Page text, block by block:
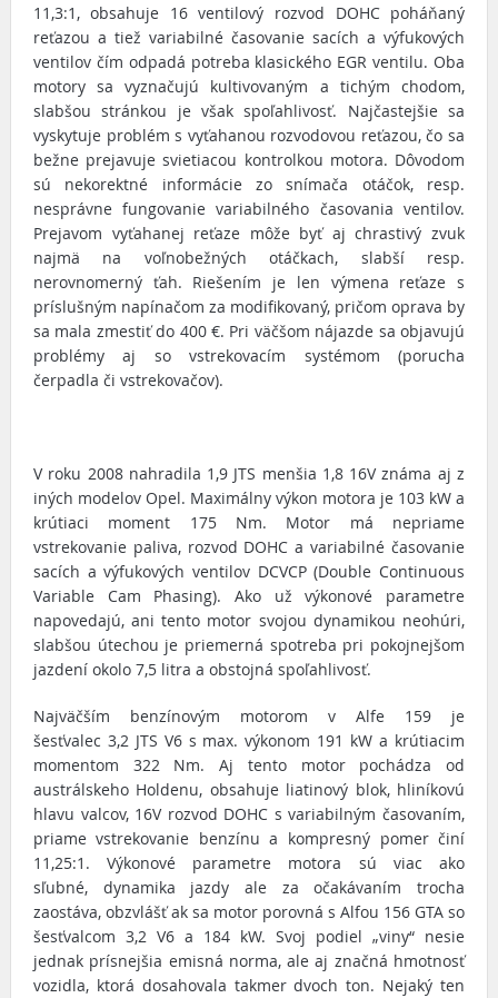
11,3:1, obsahuje 16 ventilový rozvod DOHC poháňaný
reťazou a tiež variabilné časovanie sacích a výfukových
ventilov čím odpadá potreba klasického EGR ventilu. Oba
motory sa vyznačujú kultivovaným a tichým chodom,
slabšou stránkou je však spoľahlivosť. Najčastejšie sa
vyskytuje problém s vyťahanou rozvodovou reťazou, čo sa
bežne prejavuje svietiacou kontrolkou motora. Dôvodom
sú nekorektné informácie zo snímača otáčok, resp.
nesprávne fungovanie variabilného časovania ventilov.
Prejavom vyťahanej reťaze môže byť aj chrastivý zvuk
najmä na voľnobežných otáčkach, slabší resp.
nerovnomerný ťah. Riešením je len výmena reťaze s
príslušným napínačom za modifikovaný, pričom oprava by
sa mala zmestiť do 400 €. Pri väčšom nájazde sa objavujú
problémy aj so vstrekovacím systémom (porucha
čerpadla či vstrekovačov).
V roku 2008 nahradila 1,9 JTS menšia 1,8 16V známa aj z
iných modelov Opel. Maximálny výkon motora je 103 kW a
krútiaci moment 175 Nm. Motor má nepriame
vstrekovanie paliva, rozvod DOHC a variabilné časovanie
sacích a výfukových ventilov DCVCP (Double Continuous
Variable Cam Phasing). Ako už výkonové parametre
napovedajú, ani tento motor svojou dynamikou neohúri,
slabšou útechou je priemerná spotreba pri pokojnejšom
jazdení okolo 7,5 litra a obstojná spoľahlivosť.
Najväčším benzínovým motorom v Alfe 159 je
šesťvalec 3,2 JTS V6 s max. výkonom 191 kW a krútiacim
momentom 322 Nm. Aj tento motor pochádza od
austrálskeho Holdenu, obsahuje liatinový blok, hliníkovú
hlavu valcov, 16V rozvod DOHC s variabilným časovaním,
priame vstrekovanie benzínu a kompresný pomer činí
11,25:1. Výkonové parametre motora sú viac ako
sľubné, dynamika jazdy ale za očakávaním trocha
zaostáva, obzvlášť ak sa motor porovná s Alfou 156 GTA so
šesťvalcom 3,2 V6 a 184 kW. Svoj podiel „viny“ nesie
jednak prísnejšia emisná norma, ale aj značná hmotnosť
vozidla, ktorá dosahovala takmer dvoch ton. Nejaký ten